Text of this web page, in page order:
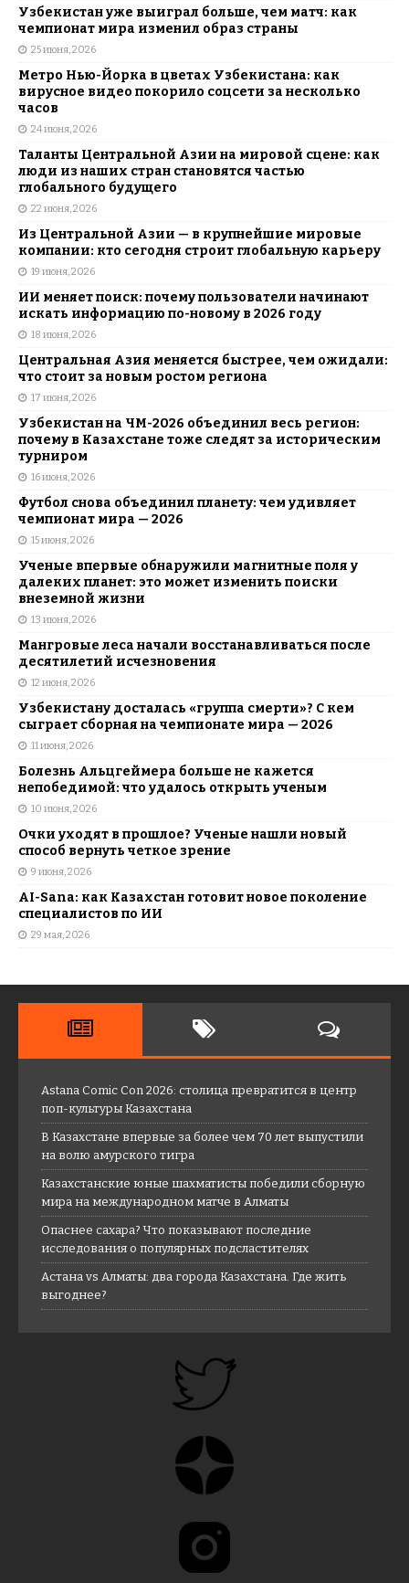
Узбекистан уже выиграл больше, чем матч: как
чемпионат мира изменил образ страны
25 июня, 2026
Метро Нью-Йорка в цветах Узбекистана: как
вирусное видео покорило соцсети за несколько
часов
24 июня, 2026
Таланты Центральной Азии на мировой сцене: как
люди из наших стран становятся частью
глобального будущего
22 июня, 2026
Из Центральной Азии — в крупнейшие мировые
компании: кто сегодня строит глобальную карьеру
19 июня, 2026
ИИ меняет поиск: почему пользователи начинают
искать информацию по-новому в 2026 году
18 июня, 2026
Центральная Азия меняется быстрее, чем ожидали:
что стоит за новым ростом региона
17 июня, 2026
Узбекистан на ЧМ-2026 объединил весь регион:
почему в Казахстане тоже следят за историческим
турниром
16 июня, 2026
Футбол снова объединил планету: чем удивляет
чемпионат мира — 2026
15 июня, 2026
Ученые впервые обнаружили магнитные поля у
далеких планет: это может изменить поиски
внеземной жизни
13 июня, 2026
Мангровые леса начали восстанавливаться после
десятилетий исчезновения
12 июня, 2026
Узбекистану досталась «группа смерти»? С кем
сыграет сборная на чемпионате мира — 2026
11 июня, 2026
Болезнь Альцгеймера больше не кажется
непобедимой: что удалось открыть ученым
10 июня, 2026
Очки уходят в прошлое? Ученые нашли новый
способ вернуть четкое зрение
9 июня, 2026
AI-Sana: как Казахстан готовит новое поколение
специалистов по ИИ
29 мая, 2026
Astana Comic Con 2026: столица превратится в центр
поп-культуры Казахстана
В Казахстане впервые за более чем 70 лет выпустили
на волю амурского тигра
Казахстанские юные шахматисты победили сборную
мира на международном матче в Алматы
Опаснее сахара? Что показывают последние
исследования о популярных подсластителях
Астана vs Алматы: два города Казахстана. Где жить
выгоднее?